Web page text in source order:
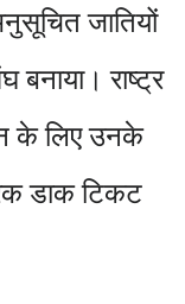
जातियों
राष्ट्र
के लिए उनके
डाक टिकट